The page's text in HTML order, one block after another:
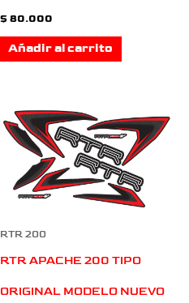
$ 80.000
Añadir al carrito
RTR 200
RTR APACHE 200 TIPO
ORIGINAL MODELO NUEVO